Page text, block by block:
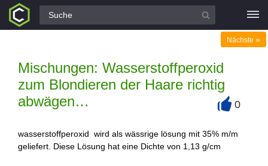
Alle Fragen
Mischungen: Wasserstoffperoxid
zum Blondieren der Haare richtig
abwägen…
Nächste »
0
wasserstoffperoxid wird als wässrige lösung mit 35% m/m
geliefert. Diese Lösung hat eine Dichte von 1,13 g/cm